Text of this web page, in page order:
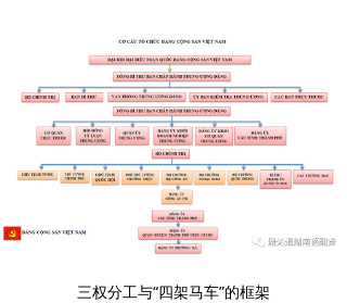
三权分工与“四架马车”的框架